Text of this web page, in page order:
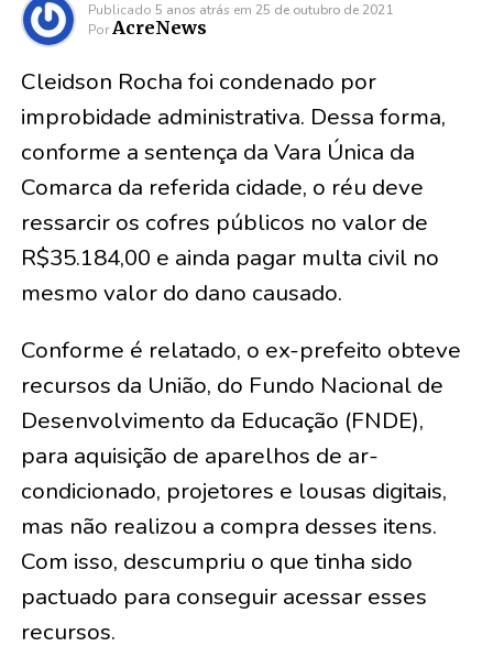
Publicado 5 anos atrás em 25 de outubro de 2021
Por AcreNews
Cleidson Rocha foi condenado por
improbidade administrativa. Dessa forma,
conforme a sentença da Vara Única da
Comarca da referida cidade, o réu deve
ressarcir os cofres públicos no valor de
R$35.184,00 e ainda pagar multa civil no
mesmo valor do dano causado.
Conforme é relatado, o ex-prefeito obteve
recursos da União, do Fundo Nacional de
Desenvolvimento da Educação (FNDE),
para aquisição de aparelhos de ar-
condicionado, projetores e lousas digitais,
mas não realizou a compra desses itens.
Com isso, descumpriu o que tinha sido
pactuado para conseguir acessar esses
recursos.